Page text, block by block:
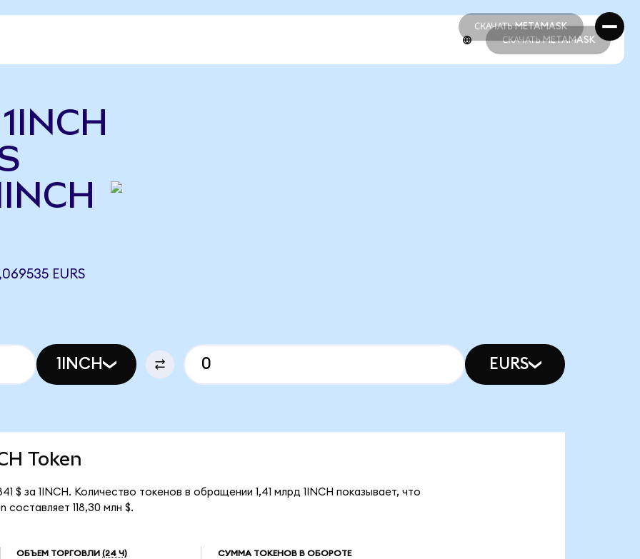
СКАЧАТЬ METAMASK
СКАЧАТЬ METAMASK
СКАЧАТЬ METAMASK
1INCH
EURS
1INCH EURS
Token
$ за 1INCH. Количество токенов в обращении 1,41 млрд 1INCH показывает, что
составляет 118,30 млн $.
ОБЪЕМ ТОРГОВЛИ (24 Ч) СУММА ТОКЕНОВ В ОБОРОТЕ